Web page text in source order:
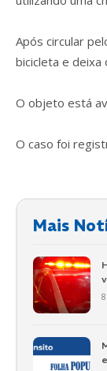
Após circular
bicicleta e deixa
O objeto está
O caso foi
Mais